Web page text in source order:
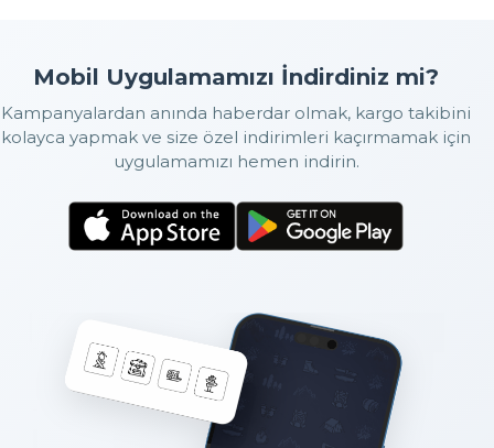
Mobil Uygulamamızı İndirdiniz mi?
Kampanyalardan anında haberdar olmak, kargo takibini
kolayca yapmak ve size özel indirimleri kaçırmamak için
uygulamamızı hemen indirin.